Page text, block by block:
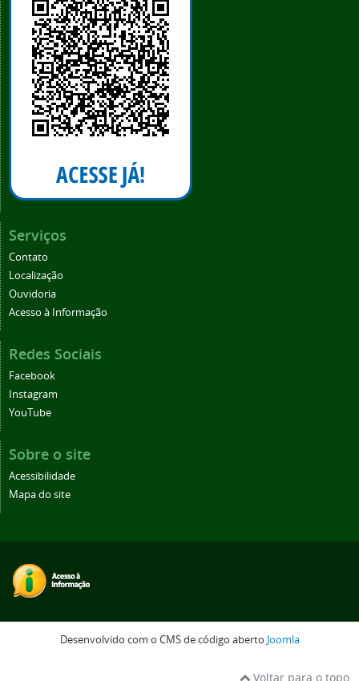
Serviços
Contato
Localização
Ouvidoria
Acesso à Informação
Redes Sociais
Facebook
Instagram
YouTube
Sobre o site
Acessibilidade
Mapa do site
Desenvolvido com o CMS de código aberto Joomla
Voltar para o topo